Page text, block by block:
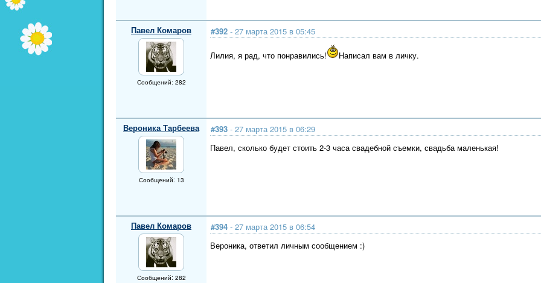
Павел Комаров
Сообщений: 282
#392 - 27 марта 2015 в 05:45
Лилия, я рад, что понравились! Написал вам в личку.
Вероника Тарбеева
Сообщений: 13
#393 - 27 марта 2015 в 06:29
Павел, сколько будет стоить 2-3 часа свадебной съемки, свадьба маленькая!
Павел Комаров
Сообщений: 282
#394 - 27 марта 2015 в 06:54
Вероника, ответил личным сообщением :)